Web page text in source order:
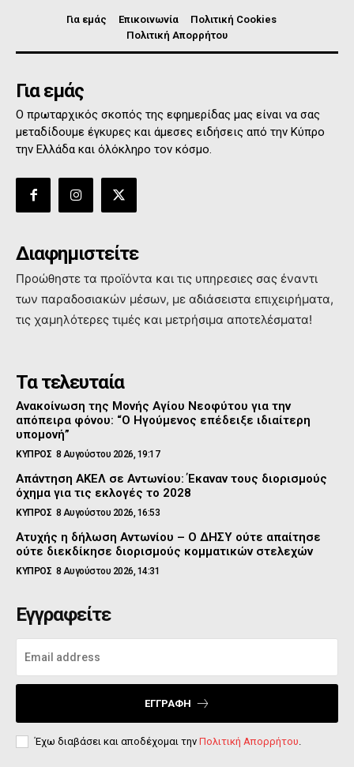
Για εμάς Επικοινωνία
Πολιτική Cookies
Πολιτική Απορρήτου
Για εμάς
Ο πρωταρχικός σκοπός της εφημερίδας μας είναι να σας
μεταδίδουμε έγκυρες και άμεσες ειδήσεις από την Κύπρο
την Ελλάδα και όλόκληρο τον κόσμο.
Διαφημιστείτε
Προώθηστε τα προϊόντα και τις υπηρεσιες σας έναντι
των παραδοσιακών μέσων, με αδιάσειστα επιχειρήματα,
τις χαμηλότερες τιμές και μετρήσιμα αποτελέσματα!
Τα τελευταία
Ανακοίνωση της Μονής Αγίου Νεοφύτου για την
απόπειρα φόνου: “Ο Ηγούμενος επέδειξε ιδιαίτερη
υπομονή”
ΚΥΠΡΟΣ 8 Αυγούστου 2026, 19:17
Απάντηση ΑΚΕΛ σε Αντωνίου: Έκαναν τους διορισμούς
όχημα για τις εκλογές το 2028
ΚΥΠΡΟΣ 8 Αυγούστου 2026, 16:53
Ατυχής η δήλωση Αντωνίου – Ο ΔΗΣΥ ούτε απαίτησε
ούτε διεκδίκησε διορισμούς κομματικών στελεχών
ΚΥΠΡΟΣ 8 Αυγούστου 2026, 14:31
Εγγραφείτε
ΕΓΓΡΑΦΉ
Έχω διαβάσει και αποδέχομαι την Πολιτική Απορρήτου.